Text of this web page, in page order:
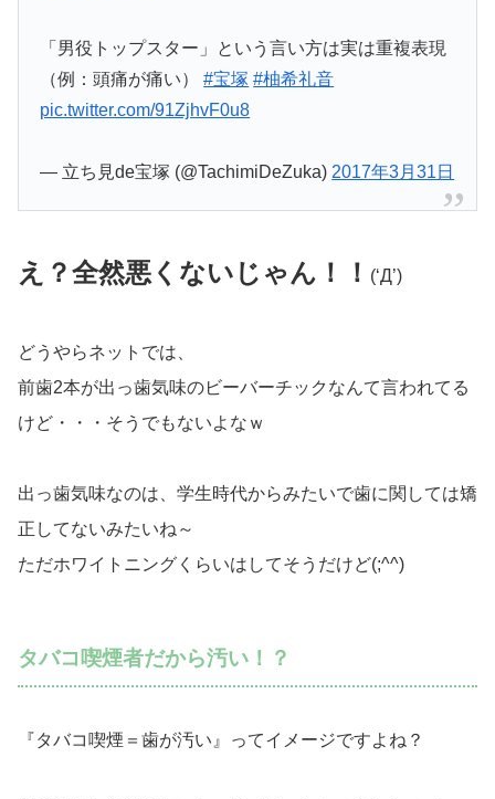
「男役トップスター」という言い方は実は重複表現
（例：頭痛が痛い）#宝塚 #柚希礼音
pic.twitter.com/91ZjhvF0u8
— 立ち見de宝塚 (@TachimiDeZuka) 2017年3月31日
え？全然悪くないじゃん！！ (‘Д’)
どうやらネットでは、
前歯2本が出っ歯気味のビーバーチックなんて言われてる
けど・・・そうでもないよなｗ
出っ歯気味なのは、学生時代からみたいで歯に関しては矯
正してないみたいね～
ただホワイトニングくらいはしてそうだけど(;^^)
タバコ喫煙者だから汚い！？
『タバコ喫煙＝歯が汚い』ってイメージですよね？